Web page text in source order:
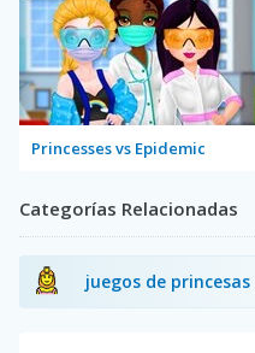
Princesses vs Epidemic
Categorías Relacionadas
juegos de princesas